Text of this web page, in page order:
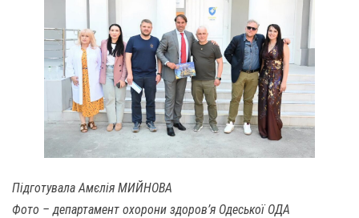
Підготувала Амєлія МИЙНОВА
Фото – департамент охорони здоров’я Одеської ОДА